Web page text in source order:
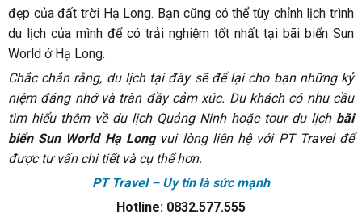
đẹp của đất trời Hạ Long. Bạn cũng có thể tùy chỉnh lịch trình
du lịch của mình để có trải nghiệm tốt nhất tại bãi biển Sun
World ở Hạ Long.
Chắc chắn rằng, du lịch tại đây sẽ để lại cho bạn những kỷ
niệm đáng nhớ và tràn đầy cảm xúc. Du khách có nhu cầu
tìm hiểu thêm về du lịch Quảng Ninh hoặc tour du lịchbãi
biển Sun World Hạ Long vui lòng liên hệ với PT Travel để
được tư vấn chi tiết và cụ thể hơn.
PT Travel – Uy tín là sức mạnh
Hotline: 0832.577.555